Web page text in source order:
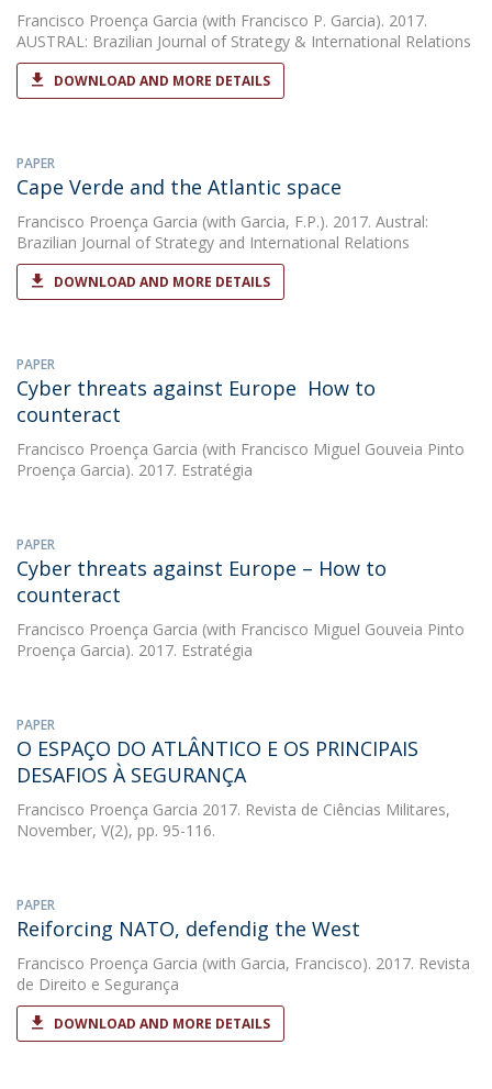
Francisco Proença Garcia (with Francisco P. Garcia). 2017.
AUSTRAL: Brazilian Journal of Strategy & International Relations
DOWNLOAD AND MORE DETAILS
PAPER
Cape Verde and the Atlantic space
Francisco Proença Garcia (with Garcia, F.P.). 2017. Austral:
Brazilian Journal of Strategy and International Relations
DOWNLOAD AND MORE DETAILS
PAPER
Cyber threats against Europe  How to
counteract
Francisco Proença Garcia (with Francisco Miguel Gouveia Pinto
Proença Garcia). 2017. Estratégia
PAPER
Cyber threats against Europe – How to
counteract
Francisco Proença Garcia (with Francisco Miguel Gouveia Pinto
Proença Garcia). 2017. Estratégia
PAPER
O ESPAÇO DO ATLÂNTICO E OS PRINCIPAIS
DESAFIOS À SEGURANÇA
Francisco Proença Garcia 2017. Revista de Ciências Militares,
November, V(2), pp. 95-116.
PAPER
Reiforcing NATO, defendig the West
Francisco Proença Garcia (with Garcia, Francisco). 2017. Revista
de Direito e Segurança
DOWNLOAD AND MORE DETAILS